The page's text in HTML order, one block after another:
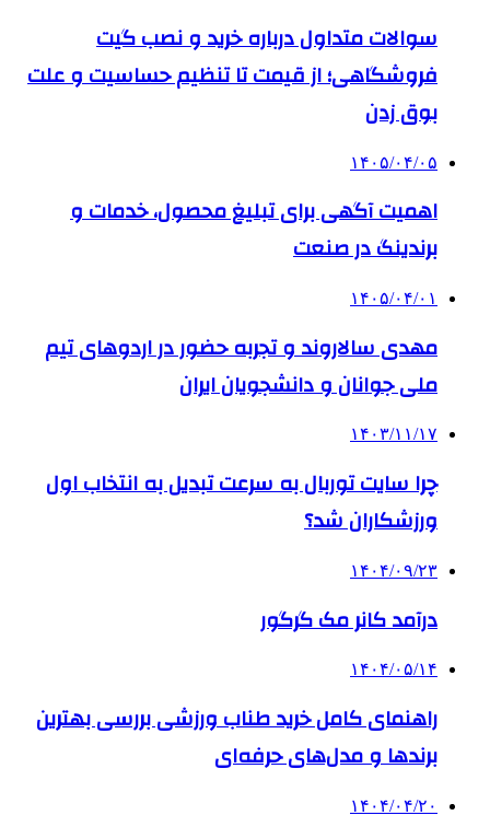
سوالات متداول درباره خرید و نصب گیت
فروشگاهی؛ از قیمت تا تنظیم حساسیت و علت
بوق زدن
۱۴۰۵/۰۴/۰۵
اهمیت آگهی برای تبلیغ محصول، خدمات و
برندینگ در صنعت
۱۴۰۵/۰۴/۰۱
مهدی سالاروند و تجربه حضور در اردوهای تیم
ملی جوانان و دانشجویان ایران
۱۴۰۳/۱۱/۱۷
چرا سایت توربال به ‌سرعت تبدیل به انتخاب اول
ورزشکاران شد؟
۱۴۰۴/۰۹/۲۳
درآمد کانر مک گرگور
۱۴۰۴/۰۵/۱۴
راهنمای کامل خرید طناب ورزشی بررسی بهترین
برندها و مدل‌های حرفه‌ای
۱۴۰۴/۰۴/۲۰